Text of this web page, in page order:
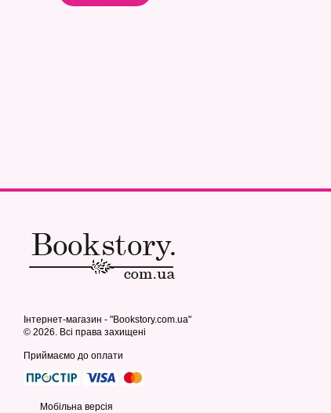
Інтернет-магазин - "Bookstory.com.ua"
© 2026. Всі права захищені
Приймаємо до оплати
Мобільна версія